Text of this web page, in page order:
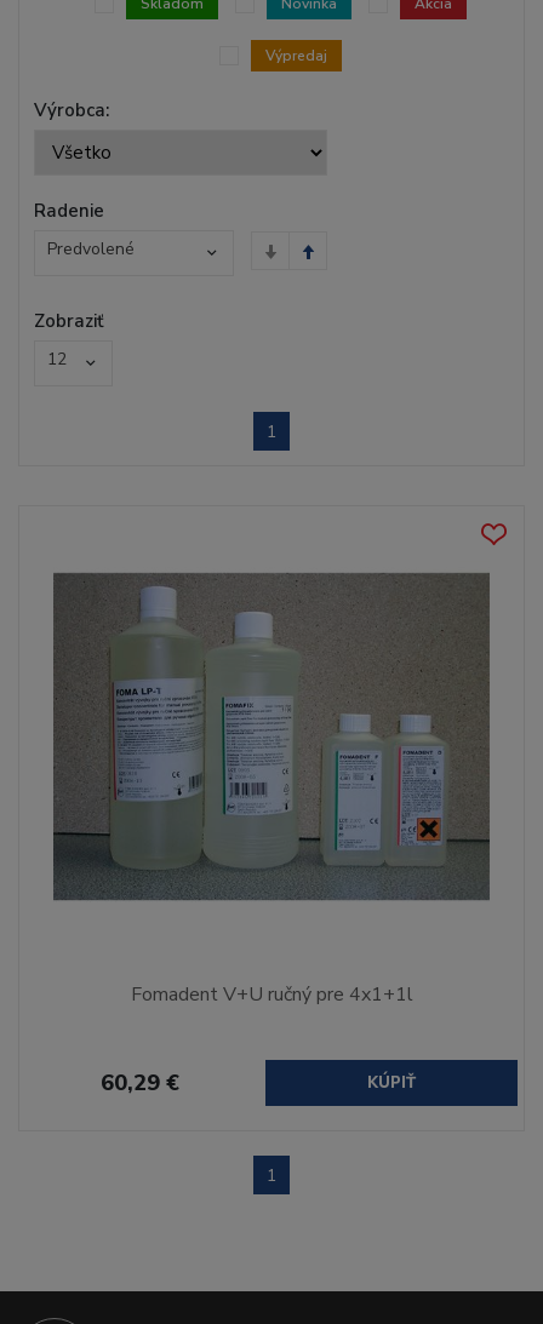
Výrobca:
Výpredaj
Radenie
Predvolené
Zobraziť
12
1
Fomadent V+U ručný pre 4x1+1l
60,29 € KÚPIŤ
1